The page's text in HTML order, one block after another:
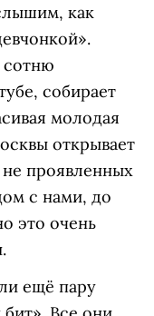
как
сотню
собирает
молодая
открывает
проявленных
с нами, до
это очень
ещё пару